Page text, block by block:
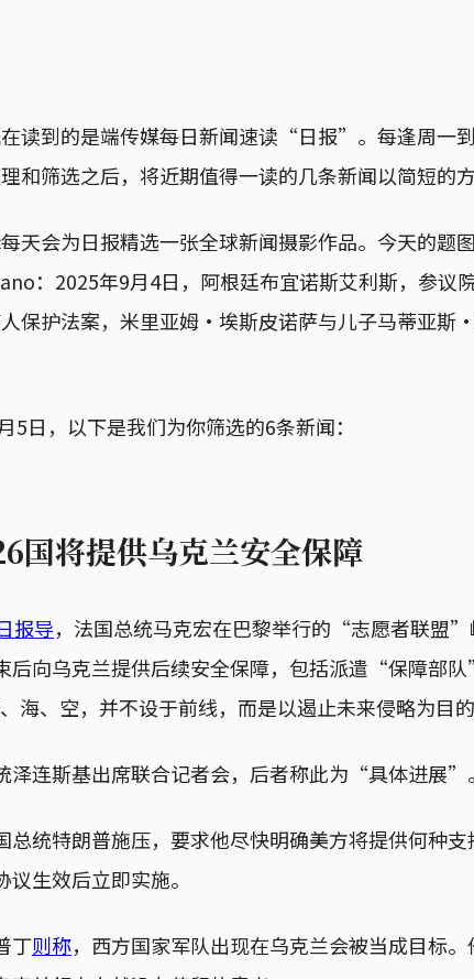
读到的是端传媒每日新闻速读“日报”。每逢周一
和筛选之后，将近期值得一读的几条新闻以简短的
天会为日报精选一张全球新闻摄影作品。今天的题
：2025年9月4日，阿根廷布宜诺斯艾利斯，参议
保护法案，米里亚姆·埃斯皮诺萨与儿子马蒂亚斯
5日，以下是我们为你筛选的6条新闻：
国将提供乌克兰安全保障
报导，法国总统马克宏在巴黎举行的“志愿者联盟”
后向乌克兰提供后续安全保障，包括派遣“保障部
海、空，并不设于前线，而是以遏止未来侵略为目的
泽连斯基出席联合记者会，后者称此为“具体进展”。
总统特朗普施压，要求他尽快明确美方将提供何种
生效后立即实施。
丁则称，西方国家军队出现在乌克兰会被当成目标